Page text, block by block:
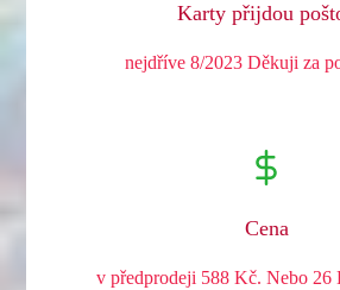
Karty přijdou
nejdříve 8/2023 Děkuji za
Cena
v předprodeji 588 Kč. Nebo 26